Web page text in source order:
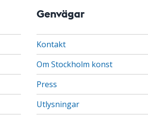
Genvägar
Kontakt
Om Stockholm konst
Press
Utlysningar